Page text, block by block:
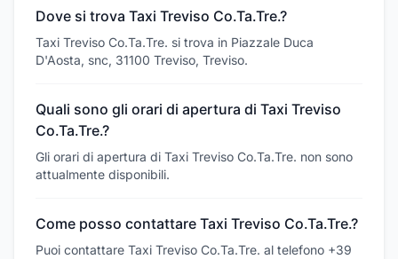
Dove si trova Taxi Treviso Co.Ta.Tre.?
Taxi Treviso Co.Ta.Tre. si trova in Piazzale Duca
D'Aosta, snc, 31100 Treviso, Treviso.
Quali sono gli orari di apertura di Taxi Treviso
Co.Ta.Tre.?
Gli orari di apertura di Taxi Treviso Co.Ta.Tre. non sono
attualmente disponibili.
Come posso contattare Taxi Treviso Co.Ta.Tre.?
Puoi contattare Taxi Treviso Co.Ta.Tre. al telefono +39